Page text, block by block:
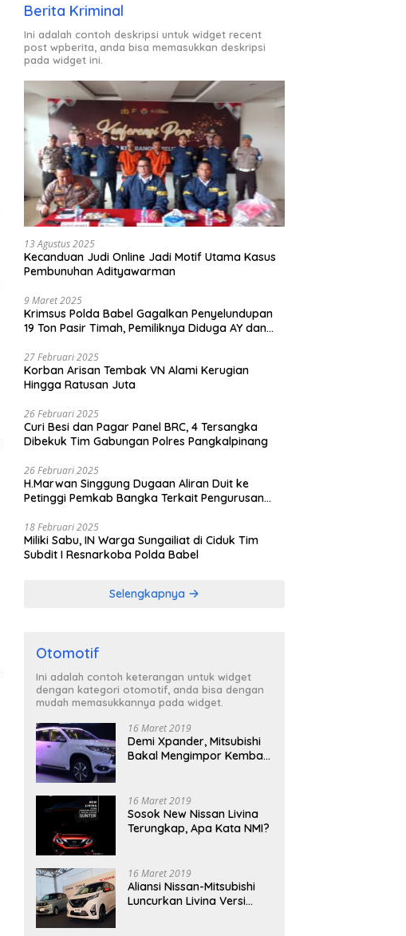
Berita Kriminal
Ini adalah contoh deskripsi untuk widget recent
post wpberita, anda bisa memasukkan deskripsi
pada widget ini.
13 Agustus 2025
Kecanduan Judi Online Jadi Motif Utama Kasus
Pembunuhan Adityawarman
9 Maret 2025
Krimsus Polda Babel Gagalkan Penyelundupan
19 Ton Pasir Timah, Pemiliknya Diduga AY dan
27 Februari 2025
Korban Arisan Tembak VN Alami Kerugian
Hingga Ratusan Juta
26 Februari 2025
Curi Besi dan Pagar Panel BRC, 4 Tersangka
Dibekuk Tim Gabungan Polres Pangkalpinang
26 Februari 2025
H.Marwan Singgung Dugaan Aliran Duit ke
Petinggi Pemkab Bangka Terkait Pengurusan
18 Februari 2025
Miliki Sabu, IN Warga Sungailiat di Ciduk Tim
Subdit I Resnarkoba Polda Babel
Selengkapnya
Otomotif
Ini adalah contoh keterangan untuk widget
dengan kategori otomotif, anda bisa dengan
mudah memasukkannya pada widget.
16 Maret 2019
Demi Xpander, Mitsubishi
Bakal Mengimpor Kembali
16 Maret 2019
Sosok New Nissan Livina
Terungkap, Apa Kata NMI?
16 Maret 2019
Aliansi Nissan-Mitsubishi
Luncurkan Livina Versi